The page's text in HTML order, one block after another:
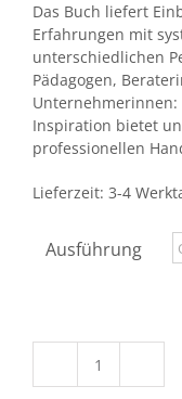
Das Buch liefert
Erfahrungen mit
unterschiedlichen
Pädagogen,
Unternehmerinnen:
Inspiration bietet
professionellen
Lieferzeit: 3-4
Ausführung